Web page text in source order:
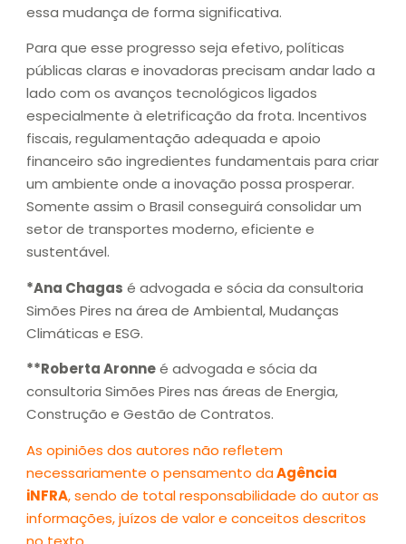
essa mudança de forma significativa.
Para que esse progresso seja efetivo, políticas
públicas claras e inovadoras precisam andar lado a
lado com os avanços tecnológicos ligados
especialmente à eletrificação da frota. Incentivos
fiscais, regulamentação adequada e apoio
financeiro são ingredientes fundamentais para criar
um ambiente onde a inovação possa prosperar.
Somente assim o Brasil conseguirá consolidar um
setor de transportes moderno, eficiente e
sustentável.
*Ana Chagas é advogada e sócia da consultoria
Simões Pires na área de Ambiental, Mudanças
Climáticas e ESG.
**Roberta Aronneé advogada e sócia da
consultoria Simões Pires nas áreas de Energia,
Construção e Gestão de Contratos.
As opiniões dos autores não refletem
necessariamente o pensamento daAgência
iNFRA, sendo de total responsabilidade do autor as
informações, juízos de valor e conceitos descritos